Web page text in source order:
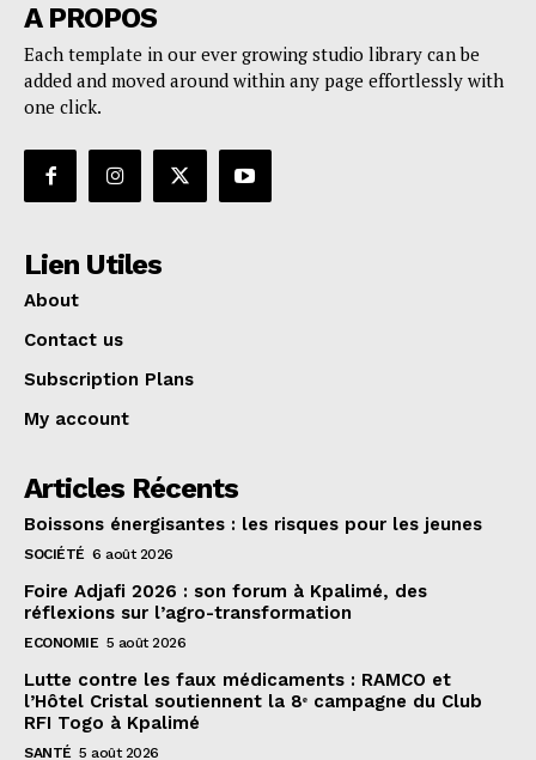
A PROPOS
Each template in our ever growing studio library can be
added and moved around within any page effortlessly with
one click.
Lien Utiles
About
Contact us
Subscription Plans
My account
Articles Récents
Boissons énergisantes : les risques pour les jeunes
SOCIÉTÉ 6 août 2026
Foire Adjafi 2026 : son forum à Kpalimé, des
réflexions sur l’agro-transformation
ECONOMIE 5 août 2026
Lutte contre les faux médicaments : RAMCO et
l’Hôtel Cristal soutiennent la 8ᵉ campagne du Club
RFI Togo à Kpalimé
SANTÉ 5 août 2026